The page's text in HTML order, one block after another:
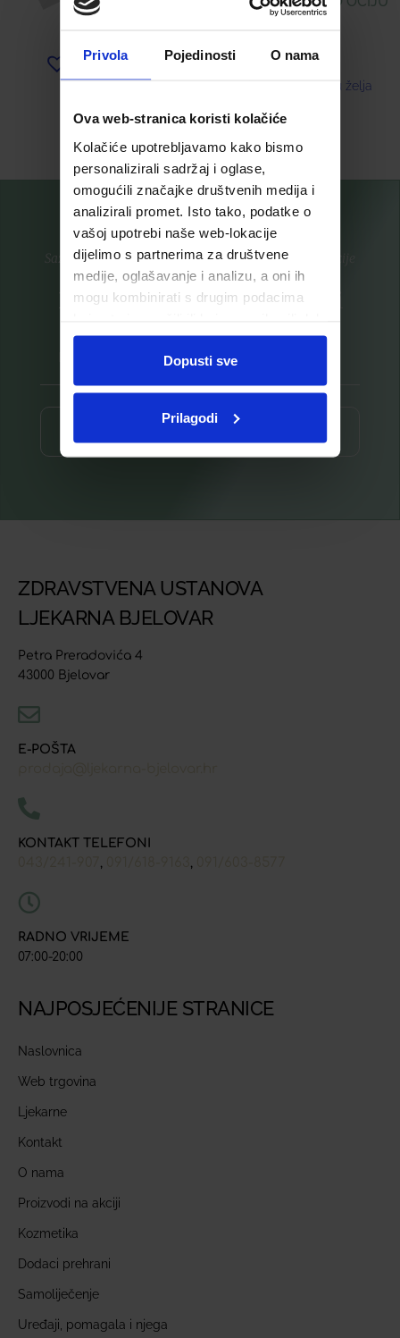
Privola Pojedinosti O nama
Ova web-stranica koristi kolačiće
Kolačiće upotrebljavamo kako bismo
personalizirali sadržaj i oglase,
omogućili značajke društvenih medija i
analizirali promet. Isto tako, podatke o
vašoj upotrebi naše web-lokacije
dijelimo s partnerima za društvene
medije, oglašavanje i analizu, a oni ih
mogu kombinirati s drugim podacima
ste upotrebljavali njihove usluge.
Dopusti sve
Prilagodi
21,33
Pročitaj više
Dodaj u listu želja
Pročitaj više
Saznajte prvi za nove proizvode i ekskluzivne promocije
Prijavite se na listu za novosti
ZDRAVSTVENA USTANOVA
LJEKARNA BJELOVAR
Petra Preradovića 4
43000 Bjelovar
E-POŠTA
KONTAKT TELEFONI
, ,
RADNO VRIJEME
07:00-20:00
NAJPOSJEĆENIJE STRANICE
Naslovnica
Web trgovina
Ljekarne
Kontakt
O nama
Proizvodi na akciji
Kozmetika
Dodaci prehrani
Samoliječenje
Uređaji, pomagala i njega